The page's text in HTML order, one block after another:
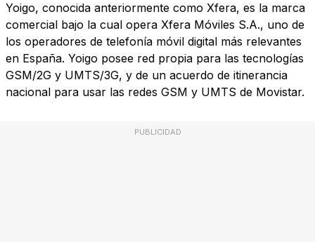
Yoigo, conocida anteriormente como Xfera, es la marca
comercial bajo la cual opera Xfera Móviles S.A., uno de
los operadores de telefonía móvil digital más relevantes
en España. Yoigo posee red propia para las tecnologías
GSM/2G y UMTS/3G, y de un acuerdo de itinerancia
nacional para usar las redes GSM y UMTS de Movistar.
PUBLICIDAD